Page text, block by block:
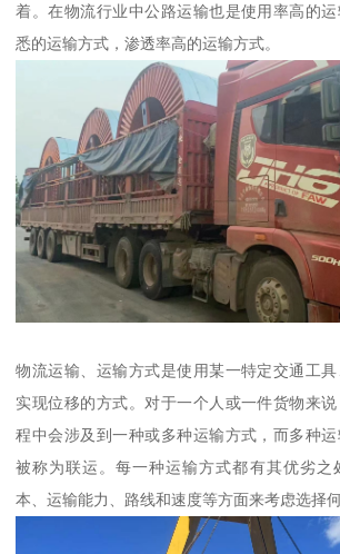
着。在物流行业中公路运输也是使用率高的
悉的运输方式，渗透率高的运输方式。
物流运输、运输方式是使用某一特定交通工
实现位移的方式。对于一个人或一件货物来
程中会涉及到一种或多种运输方式，而多种
被称为联运。每一种运输方式都有其优劣之
本、运输能力、路线和速度等方面来考虑选择何